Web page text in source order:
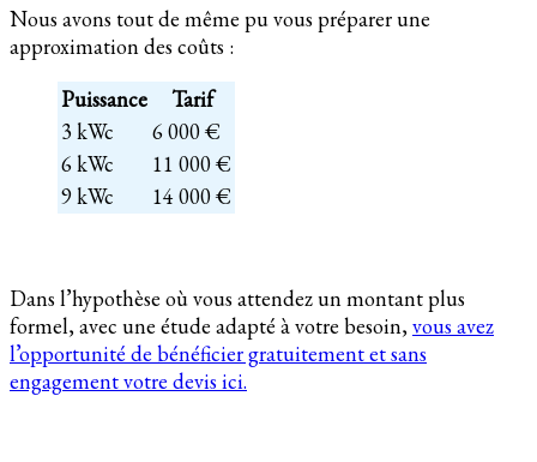
Nous avons tout de même pu vous préparer une
approximation des coûts :
Puissance
Tarif
3 kWc
6 000 €
6 kWc
11 000 €
9 kWc
14 000 €
Dans l’hypothèse où vous attendez un montant plus
formel, avec une étude adapté à votre besoin,vous avez
l’opportunité de bénéficier gratuitement et sans
engagement votre devis ici.